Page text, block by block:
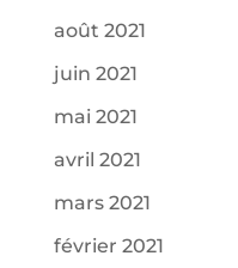
août 2021
juin 2021
mai 2021
avril 2021
mars 2021
février 2021